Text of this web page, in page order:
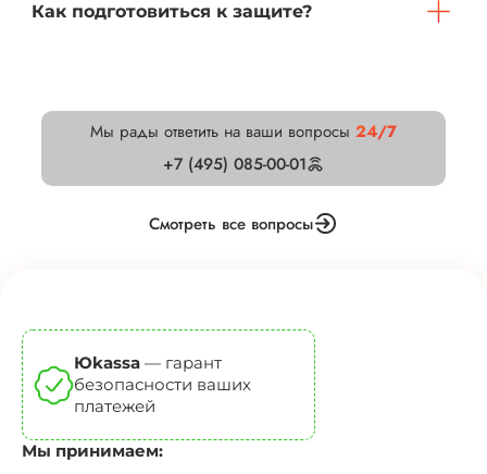
Как подготовиться к защите?
Мы рады ответить на ваши вопросы 24/7
+7 (495) 085-00-01
Смотреть все вопросы
Юkassa — гарант
безопасности ваших
платежей
Мы принимаем: